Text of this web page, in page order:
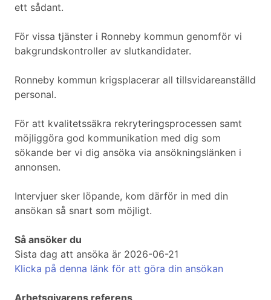
ett sådant.
För vissa tjänster i Ronneby kommun genomför vi
bakgrundskontroller av slutkandidater.
Ronneby kommun krigsplacerar all tillsvidareanställd
personal.
För att kvalitetssäkra rekryteringsprocessen samt
möjliggöra god kommunikation med dig som
sökande ber vi dig ansöka via ansökningslänken i
annonsen.
Intervjuer sker löpande, kom därför in med din
ansökan så snart som möjligt.
Så ansöker du
Sista dag att ansöka är 2026-06-21
Klicka på denna länk för att göra din ansökan